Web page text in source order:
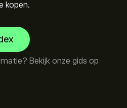
kopen.
Bekijk onze gids op